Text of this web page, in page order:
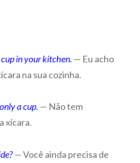
in your kitchen. — Eu acho
na sua cozinha.
a cup. — Não tem
xícara.
— Você ainda precisa de